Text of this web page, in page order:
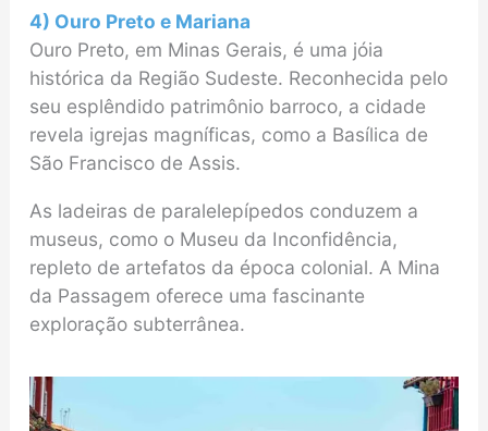
4) Ouro Preto e Mariana
Ouro Preto, em Minas Gerais, é uma jóia
histórica da Região Sudeste. Reconhecida pelo
seu esplêndido patrimônio barroco, a cidade
revela igrejas magníficas, como a Basílica de
São Francisco de Assis.
As ladeiras de paralelepípedos conduzem a
museus, como o Museu da Inconfidência,
repleto de artefatos da época colonial. A Mina
da Passagem oferece uma fascinante
exploração subterrânea.